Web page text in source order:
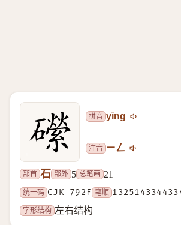
拼音 yīng
注音 ㄧㄥ
部首 石 部外 5 总笔画 21
统一码 CJK 792F 笔顺
字形结构 左右结构